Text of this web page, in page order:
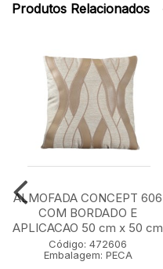
Produtos Relacionados
ALMOFADA CONCEPT 606
COM BORDADO E
APLICACAO 50 cm x 50 cm
Código: 472606
Embalagem: PECA